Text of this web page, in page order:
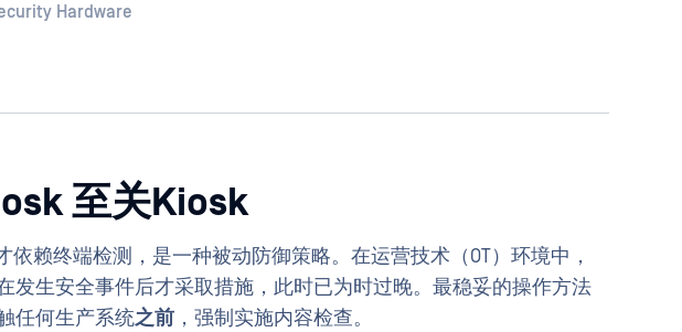
Hardware
至关Kiosk
依赖终端检测，是一种被动防御策略。在运营技术（OT）环境中，
发生安全事件后才采取措施，此时已为时过晚。最稳妥的操作方法
任何生产系统之前 ，强制实施内容检查。